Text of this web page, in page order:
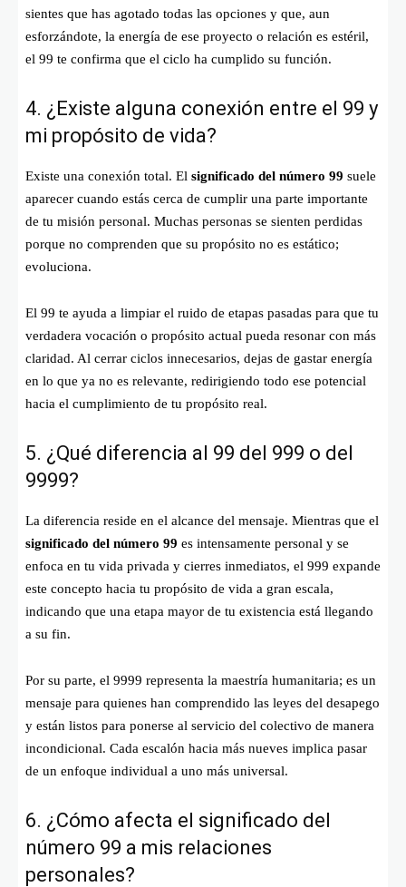
sientes que has agotado todas las opciones y que, aun
esforzándote, la energía de ese proyecto o relación es estéril,
el 99 te confirma que el ciclo ha cumplido su función.
4. ¿Existe alguna conexión entre el 99 y
mi propósito de vida?
Existe una conexión total. El significado del número 99 suele
aparecer cuando estás cerca de cumplir una parte importante
de tu misión personal. Muchas personas se sienten perdidas
porque no comprenden que su propósito no es estático;
evoluciona.
El 99 te ayuda a limpiar el ruido de etapas pasadas para que tu
verdadera vocación o propósito actual pueda resonar con más
claridad. Al cerrar ciclos innecesarios, dejas de gastar energía
en lo que ya no es relevante, redirigiendo todo ese potencial
hacia el cumplimiento de tu propósito real.
5. ¿Qué diferencia al 99 del 999 o del
9999?
La diferencia reside en el alcance del mensaje. Mientras que el
significado del número 99 es intensamente personal y se
enfoca en tu vida privada y cierres inmediatos, el 999 expande
este concepto hacia tu propósito de vida a gran escala,
indicando que una etapa mayor de tu existencia está llegando
a su fin.
Por su parte, el 9999 representa la maestría humanitaria; es un
mensaje para quienes han comprendido las leyes del desapego
y están listos para ponerse al servicio del colectivo de manera
incondicional. Cada escalón hacia más nueves implica pasar
de un enfoque individual a uno más universal.
6. ¿Cómo afecta el significado del
número 99 a mis relaciones
personales?